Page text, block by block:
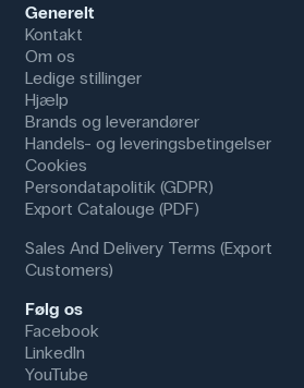
Generelt
Kontakt
Om os
Ledige stillinger
Hjælp
Brands og leverandører
Handels- og leveringsbetingelser
Cookies
Persondatapolitik (GDPR)
Export Catalouge (PDF)
Sales And Delivery Terms (Export
Customers)
Følg os
Facebook
LinkedIn
YouTube